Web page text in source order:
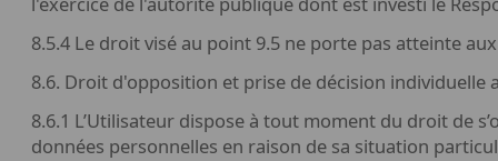
8.5.4 Le droit visé au point 9.5 ne porte pas atteinte
8.6. Droit d'opposition et prise de décision individuelle
8.6.1 L’Utilisateur dispose à tout moment du droit de
données personnelles en raison de sa situation